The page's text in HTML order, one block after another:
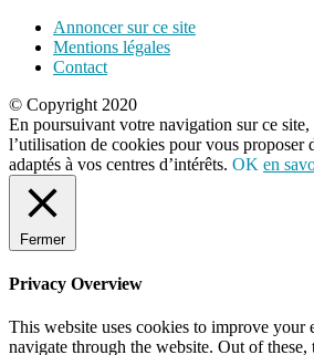
Annoncer sur ce site
Mentions légales
Contact
© Copyright 2020
En poursuivant votre navigation sur ce site,
l’utilisation de cookies pour vous proposer
adaptés à vos centres d’intérêts. OK en
Fermer
Privacy Overview
This website uses cookies to improve your
navigate through the website. Out of these,